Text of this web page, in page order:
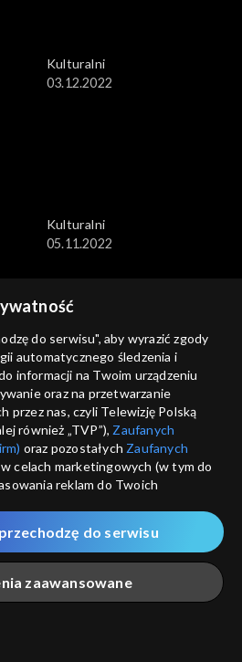
Kulturalni
03.12.2022
Kulturalni
05.11.2022
Kulturalni
22.10.2022
Kulturalni
04.06.2022
do serwisu", aby wyrazić zgody
automatycznego śledzenia i
informacji na Twoim urządzeniu
oraz na przetwarzanie
przez nas, czyli Telewizję Polską
również „TVP”), Zaufanych
oraz pozostałych Zaufanych
w celach marketingowych (w tym do
reklam do Twoich
także zgody na udostępnianie
do Google.
podczas odwiedzania przez
serwisówzwanych dalej
zapisywane za pomocą
zaawansowane
do serwisu